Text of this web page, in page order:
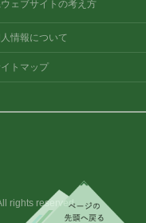
ェブサイトの考え方
情報について
トマップ
rights reserved.